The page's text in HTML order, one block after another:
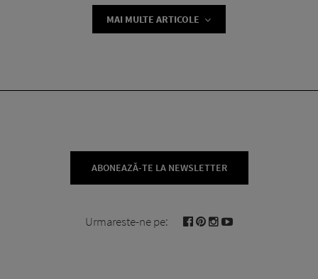
MAI MULTE ARTICOLE
ABONEAZĂ-TE LA NEWSLETTER
Urmareste-ne pe: